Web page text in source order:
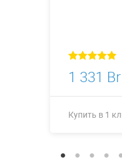
1 331 Br
Купить в 1